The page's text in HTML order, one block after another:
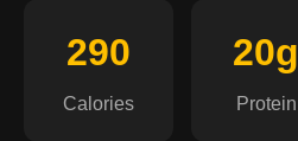
290
Calories
20g
Protein